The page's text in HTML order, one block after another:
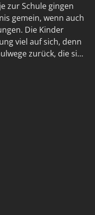
zur Schule gingen
gemein, wenn auch
Die Kinder
viel auf sich, denn
zurück, die sie
Ab 6 Jahren